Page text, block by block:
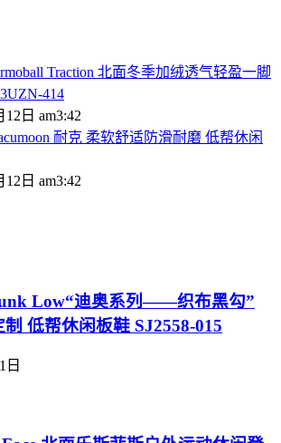
Traction 北面冬季加绒透气轻盈一脚
414
12日 am3:42
耐克 柔软舒适防滑耐磨 低帮休闲
12日 am3:42
Low“迪奥系列——织布黑勾”
低帮休闲板鞋 SJ2558-015
日